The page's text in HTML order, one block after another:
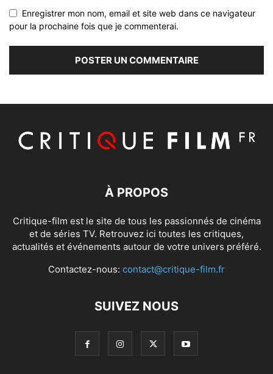
Enregistrer mon nom, email et site web dans ce navigateur
pour la prochaine fois que je commenterai.
À PROPOS
Critique-film est le site de tous les passionnés de cinéma
et de séries TV. Retrouvez ici toutes les critiques,
actualités et événements autour de votre univers préféré.
Contactez-nous: contact@critique-film.fr
SUIVEZ NOUS